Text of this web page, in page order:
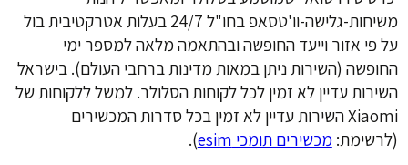
משיחות-גלישה-וו'טסאפ בחו"ל 24/7 בעלות אטרקטיבית בול
על פי אזור וייעד החופשה ובהתאמה מלאה למספר ימי
החופשה (השירות ניתן במאות מדינות ברחבי העולם). בישראל
השירות עדיין לא זמין לכל לקוחות הסלולר. למשל ללקוחות של
Xiaomi השירות עדיין לא זמין בכל סדרות המכשירים
(לרשימת:מכשירים תומכי esim ).